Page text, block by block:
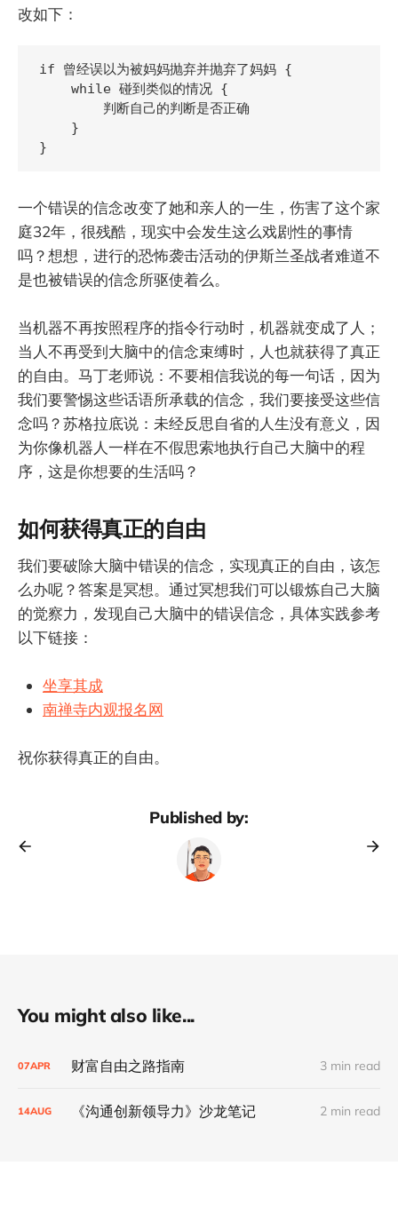
改如下：
if 曾经误以为被妈妈抛弃并抛弃了妈妈 {
    while 碰到类似的情况 {
        判断自己的判断是否正确
    }
一个错误的信念改变了她和亲人的一生，伤害了这个家
庭32年，很残酷，现实中会发生这么戏剧性的事情
吗？想想，进行的恐怖袭击活动的伊斯兰圣战者难道不
是也被错误的信念所驱使着么。
当机器不再按照程序的指令行动时，机器就变成了人；
当人不再受到大脑中的信念束缚时，人也就获得了真正
的自由。马丁老师说：不要相信我说的每一句话，因为
我们要警惕这些话语所承载的信念，我们要接受这些信
念吗？苏格拉底说：未经反思自省的人生没有意义，因
为你像机器人一样在不假思索地执行自己大脑中的程
序，这是你想要的生活吗？
如何获得真正的自由
我们要破除大脑中错误的信念，实现真正的自由，该怎
么办呢？答案是冥想。通过冥想我们可以锻炼自己大脑
的觉察力，发现自己大脑中的错误信念，具体实践参考
以下链接：
坐享其成
南禅寺内观报名网
祝你获得真正的自由。
Published by:
You might also like...
07APR 财富自由之路指南 3 min read
14AUG 《沟通创新领导力》沙龙笔记 2 min read